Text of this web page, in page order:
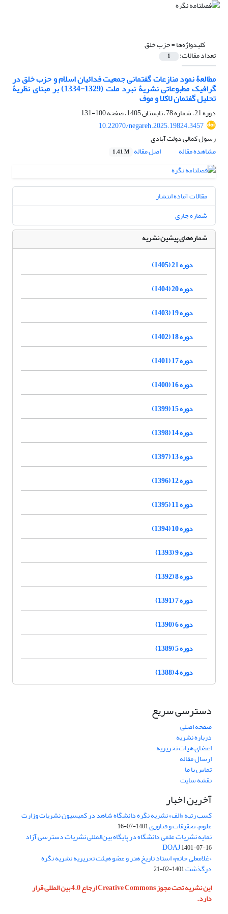
کلیدواژه‌ها =حزب خلق
تعداد مقالات: 1
مطالعۀ نمود منازعات گفتمانی جمعیت فدائیان اسلام و حزب ‌خلق در
گرافیک مطبوعاتی نشریۀ نبرد ملت (1329-1334) بر مبنای نظریۀ
تحلیل گفتمان لاکلا و موف
دوره 21، شماره 78، تابستان 1405، صفحه
100-131
10.22070/negareh.2025.19824.3457
رسول کمالی دولت آبادی
مشاهده مقاله
اصل مقاله 1.41 M
مقالات آماده انتشار
شماره جاری
شماره‌های پیشین نشریه
دوره 21 (1405)
دوره 20 (1404)
دوره 19 (1403)
دوره 18 (1402)
دوره 17 (1401)
دوره 16 (1400)
دوره 15 (1399)
دوره 14 (1398)
دوره 13 (1397)
دوره 12 (1396)
دوره 11 (1395)
دوره 10 (1394)
دوره 9 (1393)
دوره 8 (1392)
دوره 7 (1391)
دوره 6 (1390)
دوره 5 (1389)
دوره 4 (1388)
دسترسی سریع
صفحه اصلی
درباره نشریه
اعضای هیات تحریریه
ارسال مقاله
تماس با ما
نقشه سایت
آخرین اخبار
کسب رتبه «الف» نشریه نگره دانشگاه شاهد در کمیسیون نشریات وزارت
علوم، تحقیقات و فناوری1401-07-16
نمایه نشریات علمی دانشگاه در پایگاه بین‌المللی نشریات دسترسی آزاد
DOAJ1401-07-16
«غلامعلی حاتم» استاد تاریخ هنر و عضو هیئت تحریریه نشریه نگره
درگذشت1401-02-21
این نشریه تحت مجوز Creative Commons ارجاع 4.0 بین المللی قرار
دارد.